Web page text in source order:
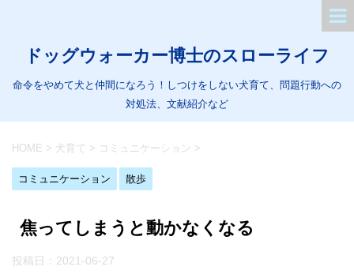
ドッグウォーカー博士のスローライフ
命令をやめて犬と仲間になろう！しつけをしない犬育て、問題行動への
対処法、文献紹介など
HOME > 犬育て > コミュニケーション >
コミュニケーション 散歩
焦ってしまうと動かなくなる
投稿日： 2021-06-27